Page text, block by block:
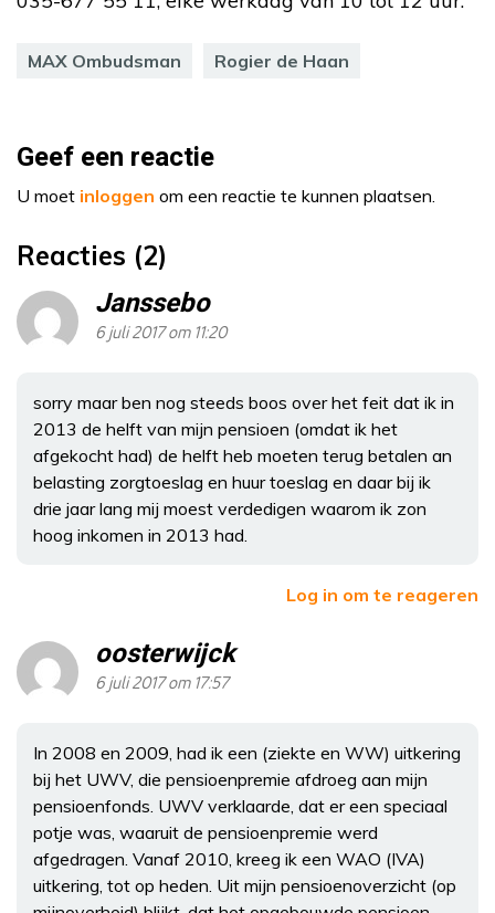
MAX Ombudsman Rogier de Haan
Geef een reactie
U moet inloggen om een reactie te kunnen plaatsen.
Reacties (2)
Janssebo
6 juli 2017 om 11:20
sorry maar ben nog steeds boos over het feit dat ik in
2013 de helft van mijn pensioen (omdat ik het
afgekocht had) de helft heb moeten terug betalen an
belasting zorgtoeslag en huur toeslag en daar bij ik
drie jaar lang mij moest verdedigen waarom ik zon
hoog inkomen in 2013 had.
Log in om te reageren
oosterwijck
6 juli 2017 om 17:57
In 2008 en 2009, had ik een (ziekte en WW) uitkering
bij het UWV, die pensioenpremie afdroeg aan mijn
pensioenfonds. UWV verklaarde, dat er een speciaal
potje was, waaruit de pensioenpremie werd
afgedragen. Vanaf 2010, kreeg ik een WAO (IVA)
uitkering, tot op heden. Uit mijn pensioenoverzicht (op